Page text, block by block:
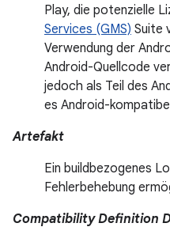
Play, die potenzielle
Services (GMS) Suite
Verwendung der
Android-Quellcode
jedoch als Teil des
es Android-
Artefakt
Ein buildbezogenes
Fehlerbehebung
Compatibility Definition